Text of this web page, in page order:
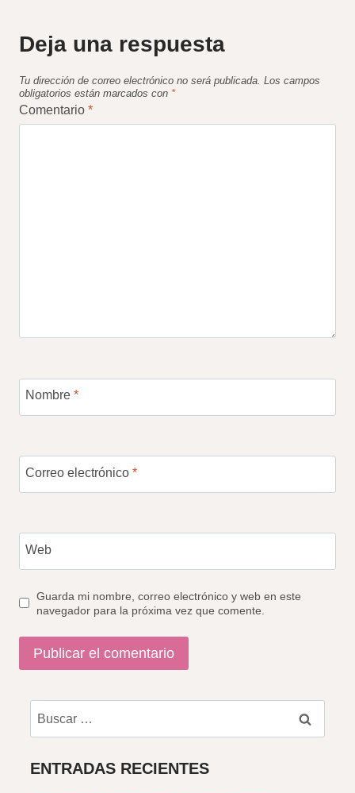
Deja una respuesta
Tu dirección de correo electrónico no será publicada. Los campos
obligatorios están marcados con *
Comentario *
Nombre *
Correo electrónico *
Web
Guarda mi nombre, correo electrónico y web en este
navegador para la próxima vez que comente.
Buscar:
ENTRADAS RECIENTES